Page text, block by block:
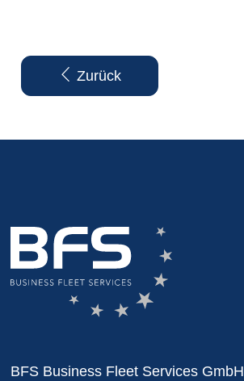
Zurück
BFS Business Fleet Services GmbH